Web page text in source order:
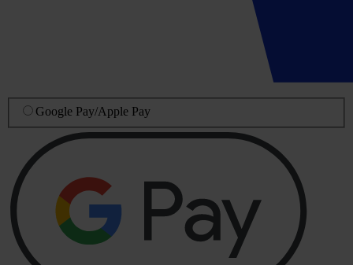
Google Pay/Apple Pay